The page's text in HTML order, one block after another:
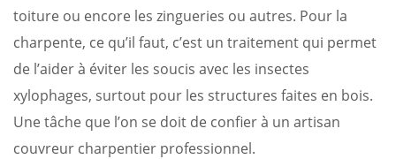
toiture ou encore les zingueries ou autres. Pour la
charpente, ce qu’il faut, c’est un traitement qui permet
de l’aider à éviter les soucis avec les insectes
xylophages, surtout pour les structures faites en bois.
Une tâche que l’on se doit de confier à un artisan
couvreur charpentier professionnel.